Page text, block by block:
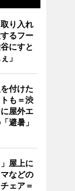
り入れ
るフー
にすと
」
付けた
も＝渋
屋外エ
避暑」
屋上に
などの
ェア＝